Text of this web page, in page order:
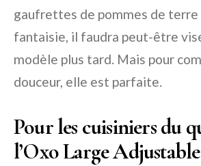
gaufrettes de pommes de terre
fantaisie, il faudra peut-être
modèle plus tard. Mais pour
douceur, elle est parfaite.
Pour les cuisiniers du
l’Oxo Large